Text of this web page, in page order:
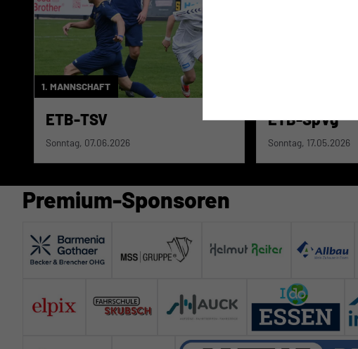
1. MANNSCHAFT
ETB-TSV
Sonntag, 07.06.2026
ETB-SpVg
Sonntag, 17.05.2026
Premium-Sponsoren